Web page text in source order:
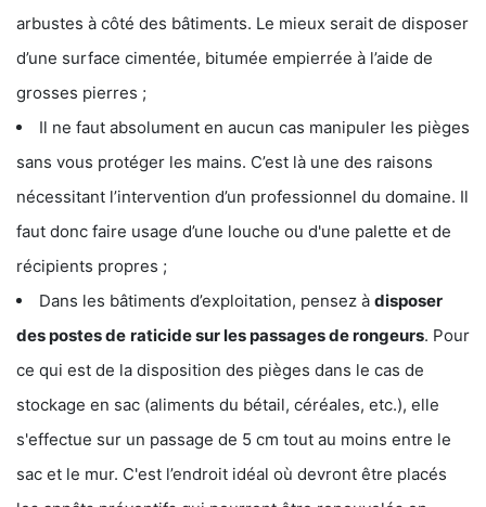
arbustes à côté des bâtiments. Le mieux serait de disposer
d’une surface cimentée, bitumée empierrée à l’aide de
grosses pierres ;
Il ne faut absolument en aucun cas manipuler les pièges
sans vous protéger les mains. C’est là une des raisons
nécessitant l’intervention d’un professionnel du domaine. Il
faut donc faire usage d’une louche ou d'une palette et de
récipients propres ;
Dans les bâtiments d’exploitation, pensez à disposer
des postes de raticide sur les passages de rongeurs. Pour
ce qui est de la disposition des pièges dans le cas de
stockage en sac (aliments du bétail, céréales, etc.), elle
s'effectue sur un passage de 5 cm tout au moins entre le
sac et le mur. C'est l’endroit idéal où devront être placés